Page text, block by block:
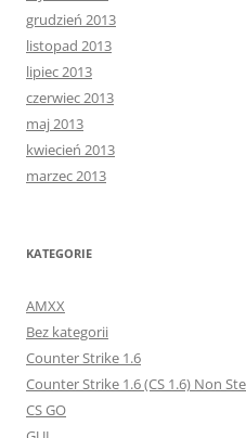
grudzień 2013
listopad 2013
lipiec 2013
czerwiec 2013
maj 2013
kwiecień 2013
marzec 2013
KATEGORIE
AMXX
Bez kategorii
Counter Strike 1.6
Counter Strike 1.6 (CS 1.6) Non
CS GO